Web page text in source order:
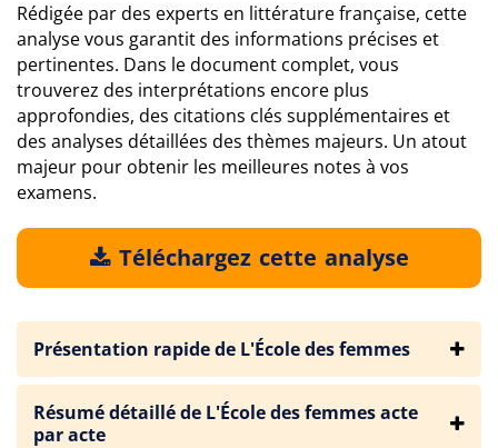
Rédigée par des experts en littérature française, cette
analyse vous garantit des informations précises et
pertinentes. Dans le document complet, vous
trouverez des interprétations encore plus
approfondies, des citations clés supplémentaires et
des analyses détaillées des thèmes majeurs. Un atout
majeur pour obtenir les meilleures notes à vos
examens.
Téléchargez cette analyse
Présentation rapide de L'École des femmes
Résumé détaillé de L'École des femmes acte
par acte